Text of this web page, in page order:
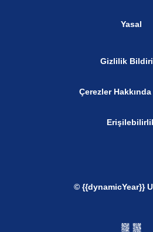
Yasal
Gizlilik
Çerezler
© {{dynamicYear}}